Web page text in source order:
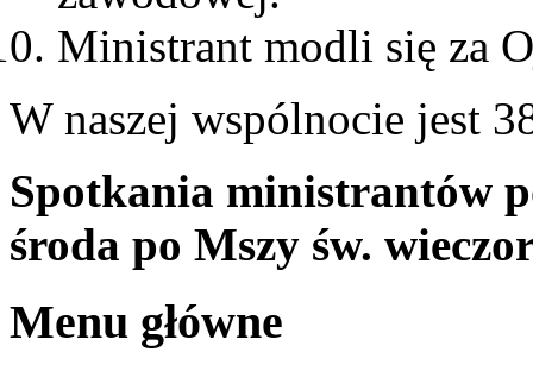
Ministrant modli się za
W naszej wspólnocie jest
Spotkania ministrantów
środa po Mszy św.
Menu główne